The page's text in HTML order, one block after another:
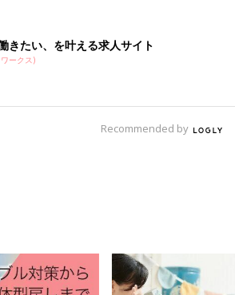
きたい、を叶える求人サイト
ークス)
Recommended by